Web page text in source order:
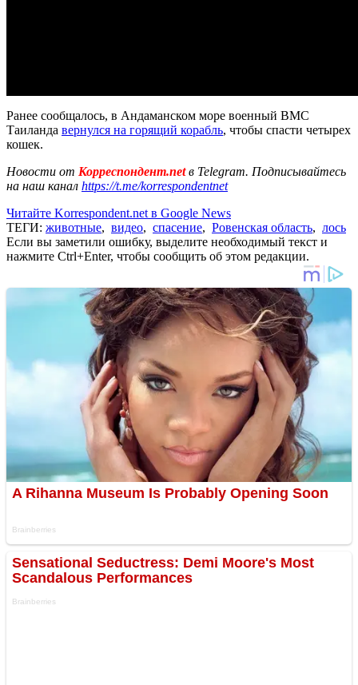
Ранее сообщалось, в Андаманском море военный ВМС
Таиланда вернулся на горящий корабль, чтобы спасти четырех
кошек.
Новости от Корреспондент.netв Telegram. Подписывайтесь
на наш канал https://t.me/korrespondentnet
Читайте Korrespondent.net в Google News
ТЕГИ: животные, видео, спасение, Ровенская область, лось
Если вы заметили ошибку, выделите необходимый текст и
нажмите Ctrl+Enter, чтобы сообщить об этом редакции.